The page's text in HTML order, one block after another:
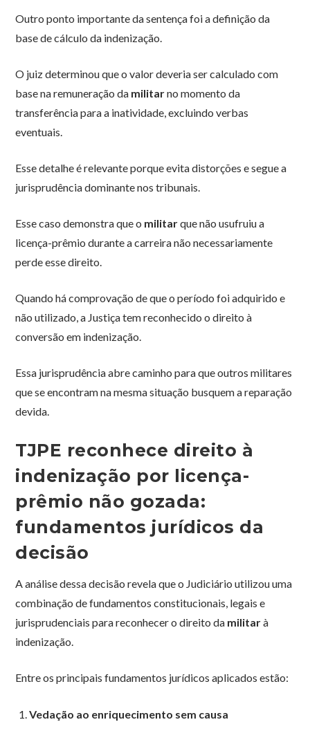
Outro ponto importante da sentença foi a definição da
base de cálculo da indenização.
O juiz determinou que o valor deveria ser calculado com
base na remuneração da militarno momento da
transferência para a inatividade, excluindo verbas
eventuais.
Esse detalhe é relevante porque evita distorções e segue a
jurisprudência dominante nos tribunais.
Esse caso demonstra que o militarque não usufruiu a
licença-prêmio durante a carreira não necessariamente
perde esse direito.
Quando há comprovação de que o período foi adquirido e
não utilizado, a Justiça tem reconhecido o direito à
conversão em indenização.
Essa jurisprudência abre caminho para que outros militares
que se encontram na mesma situação busquem a reparação
devida.
TJPE reconhece direito à
indenização por licença-
prêmio não gozada:
fundamentos jurídicos da
decisão
A análise dessa decisão revela que o Judiciário utilizou uma
combinação de fundamentos constitucionais, legais e
jurisprudenciais para reconhecer o direito da militarà
indenização.
Entre os principais fundamentos jurídicos aplicados estão:
Vedação ao enriquecimento sem causa